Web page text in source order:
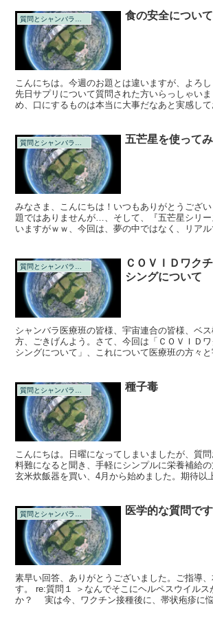
質問とシャンバラの回答 食の安全について
こんにちは。今週のお題とは違いますが、よろし
先日サプリについて質問された方いらっしゃい
め、口にするものは本当に大事だなあと実感し
本日下記を発見しました。 わたしは恥ずかしな
五芒星を使って
みなさま、こんにちは！いつもありがとうござ
題ではありませんが…、そして、『五芒星シリ
いますがｗｗ、今回は、夢の中ではなく、リア
ついて、質問させてください。よろしくお願い
ＣＯＶＩＤワク
シングについて
シャンバラ医療班の皆様、宇宙連合の皆様、ベ
方、ごきげんよう。さて、今回は「ＣＯＶＩＤワ
シングについて」、これについて医療班の方々
に質問して答えて頂きたいと思います。ＣＯＶ
種子毒
こんにちは。日曜になってしまいましたが、質
料難になると聞き、手軽にシンプルに栄養補給
玄米炊飯器を買い、4月から始めました。期待以
っているのですが、玄米の種子毒について気に
医学的な質問です
素早い回答、ありがとうございました。ご指導
す。 re:質問１ ＞なんでそこにヘルペスウイルス
か？ 実は今、ワクチン接種後に、帯状疱疹に
いるからです。ヘルペスはふだん、中枢神経の